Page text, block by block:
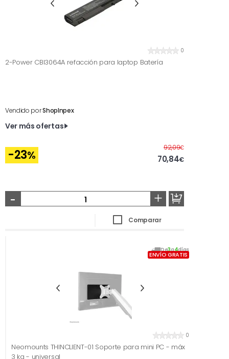
0
2-Power CBI3064A refacción para laptop Batería
Vendido porShopInpex
Ver más ofertas
-23%
92,09€Antes
70,84€
- +
Comparar
De3a4días
ENVÍO GRATIS
0
Neomounts THINCLIENT-01 Soporte para mini PC - máx
3 kg - universal